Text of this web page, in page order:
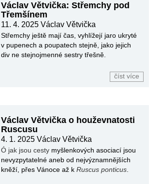
Václav Větvička: Střemchy pod
Třemšínem
11. 4. 2025Václav Větvička
Střemchy ještě mají čas, vyhlížejí jaro ukryté
v pupenech a poupatech stejně, jako jejich
div ne stejnojmenné sestry třešně.
číst více
Václav Větvička o houževnatosti
Ruscusu
4. 1. 2025Václav Větvička
Ó jak jsou cesty myšlenkových asociací jsou
nevyzpytatelné aneb od nejvýznamnějších
kněží, přes Vánoce až kRuscus ponticus